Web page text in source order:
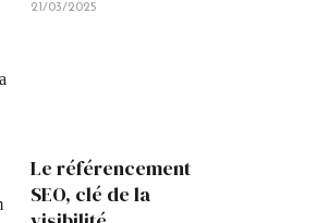
21/03/2025
Le référencement
SEO, clé de la